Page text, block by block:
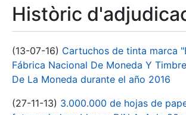
Històric
(13-07-16) Cartuchos de tinta marca
Fábrica Nacional De Moneda Y
De La Moneda durante el año 2016
(27-11-13) 3.000.000 de hojas de